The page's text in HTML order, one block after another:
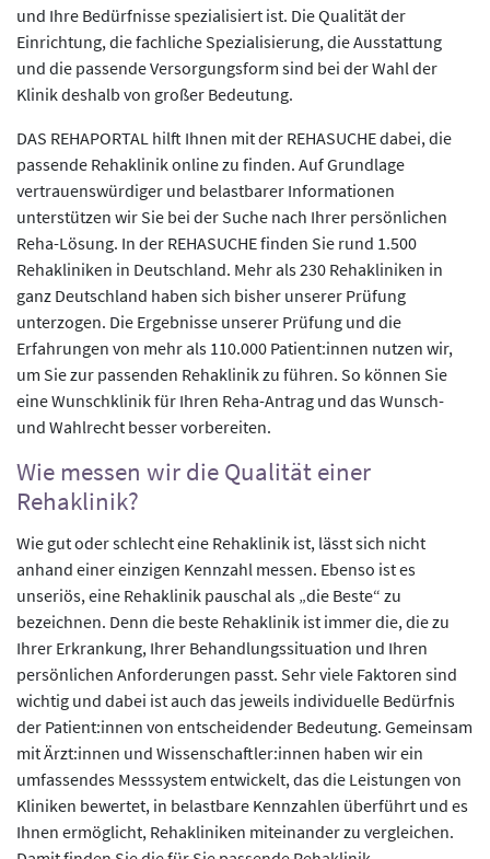
und Ihre Bedürfnisse spezialisiert ist. Die Qualität der
Einrichtung, die fachliche Spezialisierung, die Ausstattung
und die passende Versorgungsform sind bei der Wahl der
Klinik deshalb von großer Bedeutung.
DAS REHAPORTAL hilft Ihnen mit der REHASUCHE dabei, die
passende Rehaklinik online zu finden. Auf Grundlage
vertrauenswürdiger und belastbarer Informationen
unterstützen wir Sie bei der Suche nach Ihrer persönlichen
Reha-Lösung. In der REHASUCHE finden Sie rund 1.500
Rehakliniken in Deutschland. Mehr als 230 Rehakliniken in
ganz Deutschland haben sich bisher unserer Prüfung
unterzogen. Die Ergebnisse unserer Prüfung und die
Erfahrungen von mehr als 110.000 Patient:innen nutzen wir,
um Sie zur passenden Rehaklinik zu führen. So können Sie
eine Wunschklinik für Ihren Reha-Antrag und das Wunsch-
und Wahlrecht besser vorbereiten.
Wie messen wir die Qualität einer
Rehaklinik?
Wie gut oder schlecht eine Rehaklinik ist, lässt sich nicht
anhand einer einzigen Kennzahl messen. Ebenso ist es
unseriös, eine Rehaklinik pauschal als „die Beste“ zu
bezeichnen. Denn die beste Rehaklinik ist immer die, die zu
Ihrer Erkrankung, Ihrer Behandlungssituation und Ihren
persönlichen Anforderungen passt. Sehr viele Faktoren sind
wichtig und dabei ist auch das jeweils individuelle Bedürfnis
der Patient:innen von entscheidender Bedeutung. Gemeinsam
mit Ärzt:innen und Wissenschaftler:innen haben wir ein
umfassendes Messsystem entwickelt, das die Leistungen von
Kliniken bewertet, in belastbare Kennzahlen überführt und es
Ihnen ermöglicht, Rehakliniken miteinander zu vergleichen.